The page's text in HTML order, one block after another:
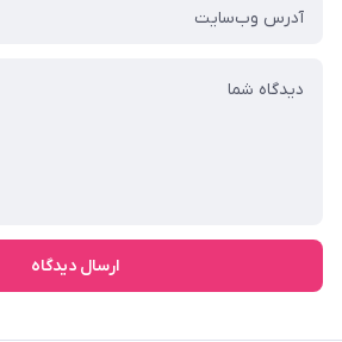
ارسال دیدگاه